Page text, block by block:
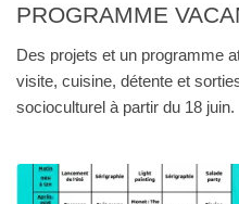
PROGRAMME
Des projets et un programme
visite, cuisine, détente et
socioculturel à partir du 18 juin.